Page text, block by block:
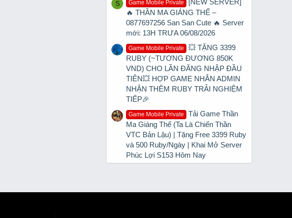
S Game Mobile Private
🔥 THẦN MA GIÁNG THẾ –
0877697256 San San Cute 🔥 Server
mới: 13H TRƯA 06/08/2026
Game Mobile Private
💥 TẶNG 3399
RUBY (~TƯƠNG ĐƯƠNG 850K
VND) CHO LẦN ĐĂNG NHẬP ĐẦU
TIÊN💥 HỢP GAME NHẮN ADMIN
NHẬN THÊM RUBY TRẢI NGHIỆM
TIẾP🎉
Game Mobile Private
Tải Game Thần
Ma Giáng Thế (Ta Là Chiến Thần
VTC Bản Lậu) | Tặng Free 3399 Ruby
và 500 Ruby/Ngày | Khai Mở Server
Phúc Lợi S153 Hôm Nay